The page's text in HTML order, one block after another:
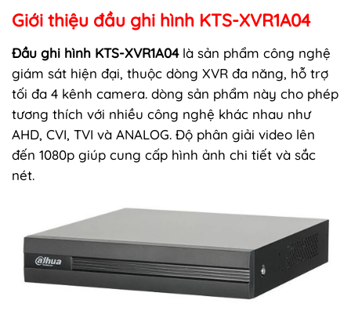
Giới thiệu đầu ghi hình KTS-XVR1A04
Đầu ghi hình KTS-XVR1A04là sản phẩm công nghệ
giám sát hiện đại, thuộc dòng XVR đa năng, hỗ trợ
tối đa 4 kênh camera. dòng sản phẩm này cho phép
tương thích với nhiều công nghệ khác nhau như
AHD, CVI, TVI và ANALOG. Độ phân giải video lên
đến 1080p giúp cung cấp hình ảnh chi tiết và sắc
nét.